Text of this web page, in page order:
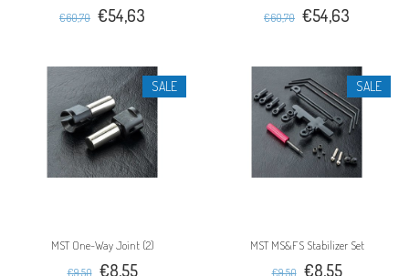
€60,70 €54,63 €60,70 €54,63
SALE
MST One-Way Joint (2)
€9,50 €8,55
SALE
MST MS&FS Stabilizer Set
€9,50 €8,55